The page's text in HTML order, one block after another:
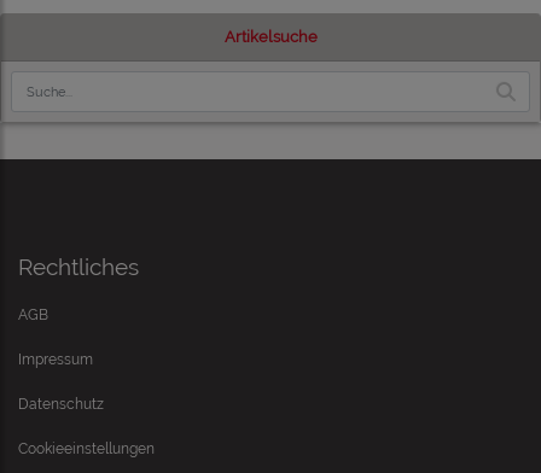
Artikelsuche
Rechtliches
AGB
Impressum
Datenschutz
Cookieeinstellungen